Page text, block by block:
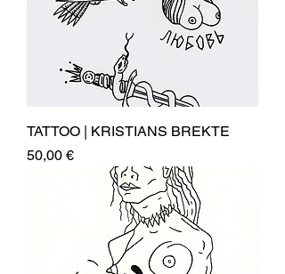
TATTOO | KRISTIANS BREKTE
Price
50,00 €